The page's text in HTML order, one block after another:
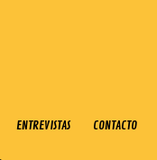
ENTREVISTAS CONTACTO